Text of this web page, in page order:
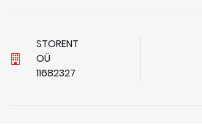
STORENT
OÜ
11682327